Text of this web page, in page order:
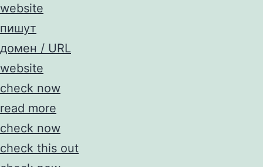
website
пишут
домен / URL
website
check now
read more
check now
check this out